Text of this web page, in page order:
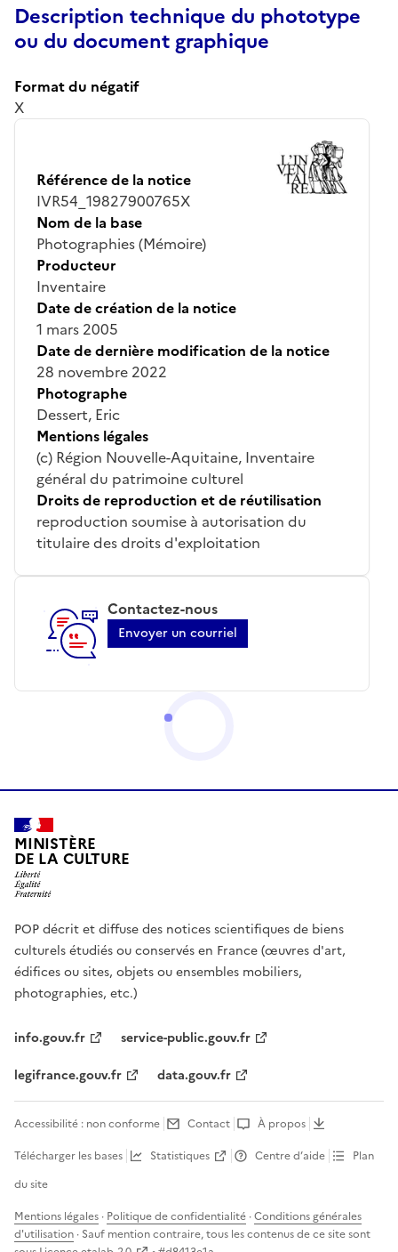
Description technique du phototype
ou du document graphique
Format du négatif
X
Référence de la notice
IVR54_19827900765X
Nom de la base
Photographies (Mémoire)
Producteur
Inventaire
Date de création de la notice
1 mars 2005
Date de dernière modification de la notice
28 novembre 2022
Photographe
Dessert, Eric
Mentions légales
(c) Région Nouvelle-Aquitaine, Inventaire
général du patrimoine culturel
Droits de reproduction et de réutilisation
reproduction soumise à autorisation du
titulaire des droits d'exploitation
Contactez-nous
Envoyer un courriel
MINISTÈRE
DE LA CULTURE
POP décrit et diffuse des notices scientifiques de biens
culturels étudiés ou conservés en France (œuvres d'art,
édifices ou sites, objets ou ensembles mobiliers,
photographies, etc.)
info.gouv.fr
service-public.gouv.fr
legifrance.gouv.fr
data.gouv.fr
Accessibilité : non conforme Contact
À propos
Télécharger les bases
Statistiques Centre d’aide
Plan
du site
Mentions légales · Politique de confidentialité ·Conditions générales
d'utilisation · Sauf mention contraire, tous les contenus de ce site sont